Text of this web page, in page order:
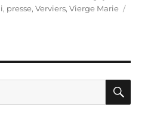
, presse,Verviers,Vierge Marie